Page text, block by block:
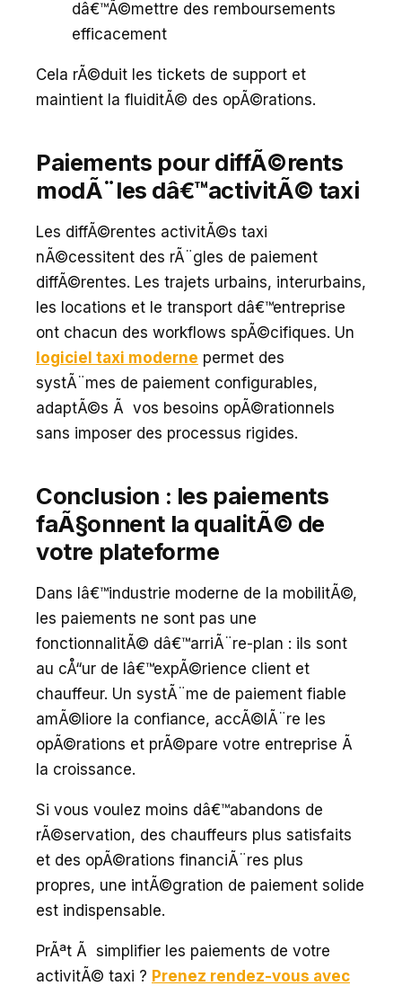
dâ€™Ã©mettre des remboursements
efficacement
Cela rÃ©duit les tickets de support et
maintient la fluiditÃ© des opÃ©rations.
Paiements pour diffÃ©rents
modÃ¨les dâ€™activitÃ© taxi
Les diffÃ©rentes activitÃ©s taxi
nÃ©cessitent des rÃ¨gles de paiement
diffÃ©rentes. Les trajets urbains, interurbains,
les locations et le transport dâ€™entreprise
ont chacun des workflows spÃ©cifiques. Un
logiciel taxi moderne permet des
systÃ¨mes de paiement configurables,
adaptÃ©s Ã vos besoins opÃ©rationnels
sans imposer des processus rigides.
Conclusion : les paiements
faÃ§onnent la qualitÃ© de
votre plateforme
Dans lâ€™industrie moderne de la mobilitÃ©,
les paiements ne sont pas une
fonctionnalitÃ© dâ€™arriÃ¨re-plan : ils sont
au cÅ“ur de lâ€™expÃ©rience client et
chauffeur. Un systÃ¨me de paiement fiable
amÃ©liore la confiance, accÃ©lÃ¨re les
opÃ©rations et prÃ©pare votre entreprise Ã
la croissance.
Si vous voulez moins dâ€™abandons de
rÃ©servation, des chauffeurs plus satisfaits
et des opÃ©rations financiÃ¨res plus
propres, une intÃ©gration de paiement solide
est indispensable.
PrÃªt Ã simplifier les paiements de votre
activitÃ© taxi ? Prenez rendez-vous avec